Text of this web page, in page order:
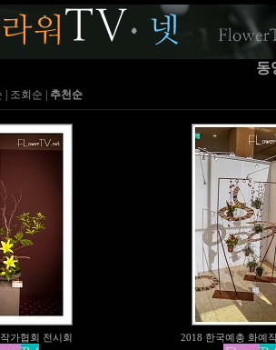
동
조회순 추천순
가협회 전시회 2018 한국예총 화예